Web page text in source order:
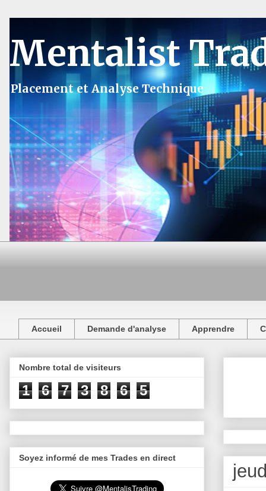
Mentalist
Placement et Analyse Technique
Accueil Demande d'analyse Apprendre
Nombre total de visiteurs
1 6 7 3 8 6 5
Soyez informé de mes Trades en direct